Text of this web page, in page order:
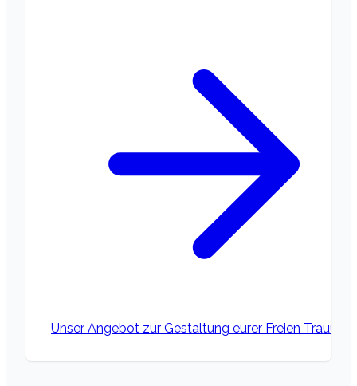
Unser Angebot zur Gestaltung eurer Freien Trauung